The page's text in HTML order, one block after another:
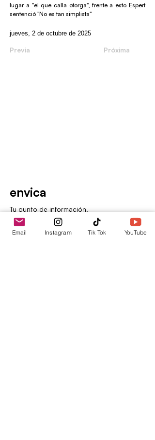
lugar a "el que calla otorga", frente a esto Espert
sentenció "No es tan simplista"
jueves, 2 de octubre de 2025
Previa Próxima
envica
Tu punto de información.
Email Instagram Tik Tok YouTube